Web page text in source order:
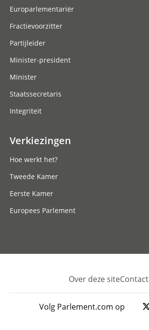
Europarlementariër
Fractievoorzitter
Partijleider
Minister-president
Minister
Staatssecretaris
Integriteit
Verkiezingen
Hoe werkt het?
Tweede Kamer
Eerste Kamer
Europees Parlement
Footer
Over deze siteContact
Volg Parlement.com op